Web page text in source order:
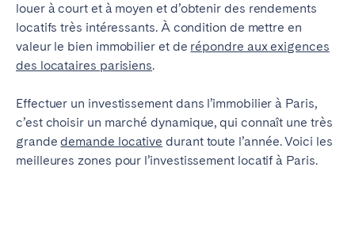
louer à court et à moyen et d’obtenir des rendements
locatifs très intéressants. À condition de mettre en
valeur le bien immobilier et de répondre aux exigences
des locataires parisiens.
Effectuer un investissement dans l’immobilier à Paris,
c’est choisir un marché dynamique, qui connaît une très
grandedemande locative durant toute l’année. Voici les
meilleures zones pour l’investissement locatif à Paris.